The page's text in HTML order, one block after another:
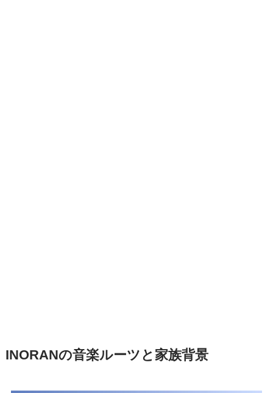
INORANの音楽ルーツと家族背景